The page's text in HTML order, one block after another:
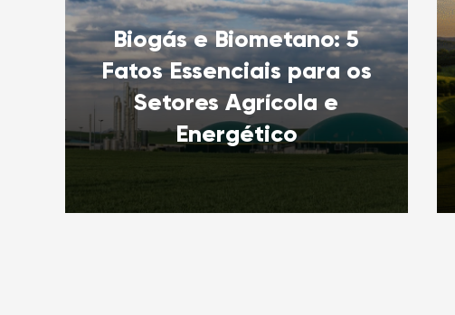
Biogás e Biometano: 5
Fatos Essenciais para os
Setores Agrícola e
Energético